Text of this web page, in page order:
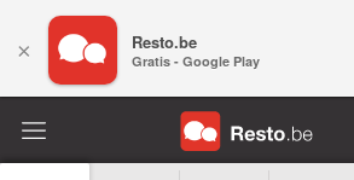
× Resto.be
Gratis - Google Play